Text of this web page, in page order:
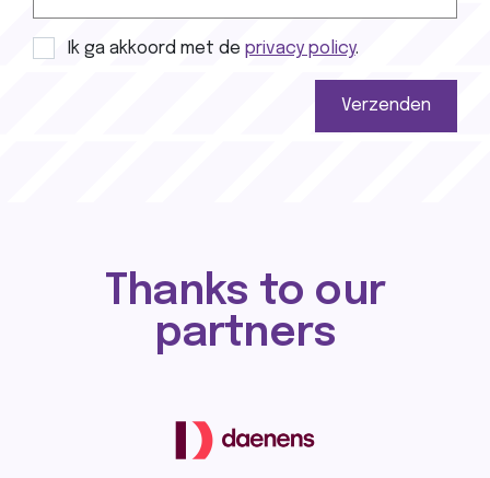
Privacy policy
Ik ga akkoord met de privacy policy.
Verzenden
Thanks to our
partners